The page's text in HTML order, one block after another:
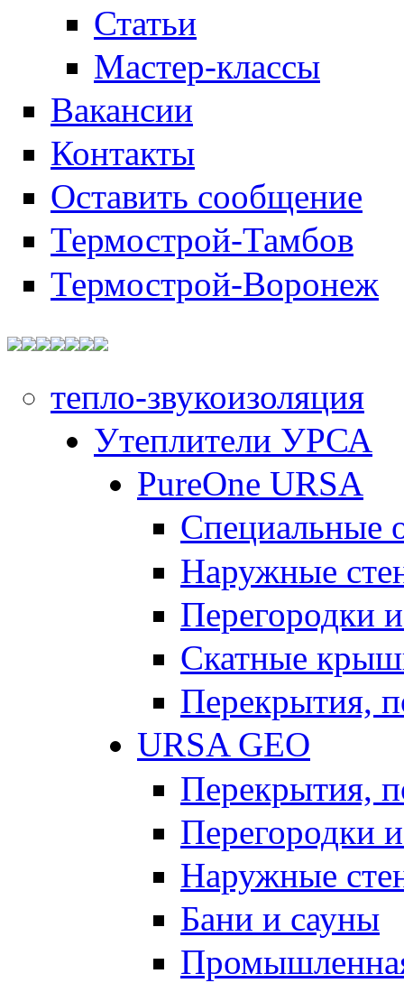
Статьи
Мастер-классы
Вакансии
Контакты
Оставить сообщение
Термострой-Тамбов
Термострой-Воронеж
тепло-звукоизоляция
Утеплители УРСА
PureOne URSA
Специальные
Наружные
Перегородки
Скатные
Перекрытия,
URSA GEO
Перекрытия,
Перегородки
Наружные
Бани и сауны